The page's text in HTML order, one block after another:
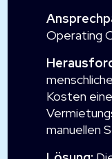
Operating
Kosten
manuellen